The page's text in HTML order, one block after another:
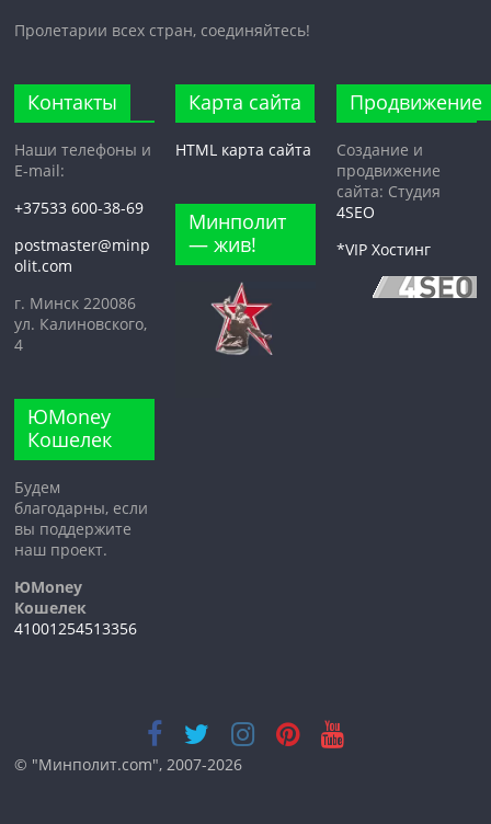
Пролетарии всех стран, соединяйтесь!
Контакты
Наши телефоны и
E-mail:
+37533 600-38-69
postmaster@minp
olit.com
г. Минск 220086
ул. Калиновского,
4
ЮMoney
Кошелек
Будем
благодарны, если
вы поддержите
наш проект.
ЮMoney
Кошелек
41001254513356
Карта сайта
HTML карта сайта
Минполит
— жив!
Продвижение
Создание и
продвижение
сайта: Студия
4SEO
*VIP Хостинг
© "Минполит.com", 2007-2026